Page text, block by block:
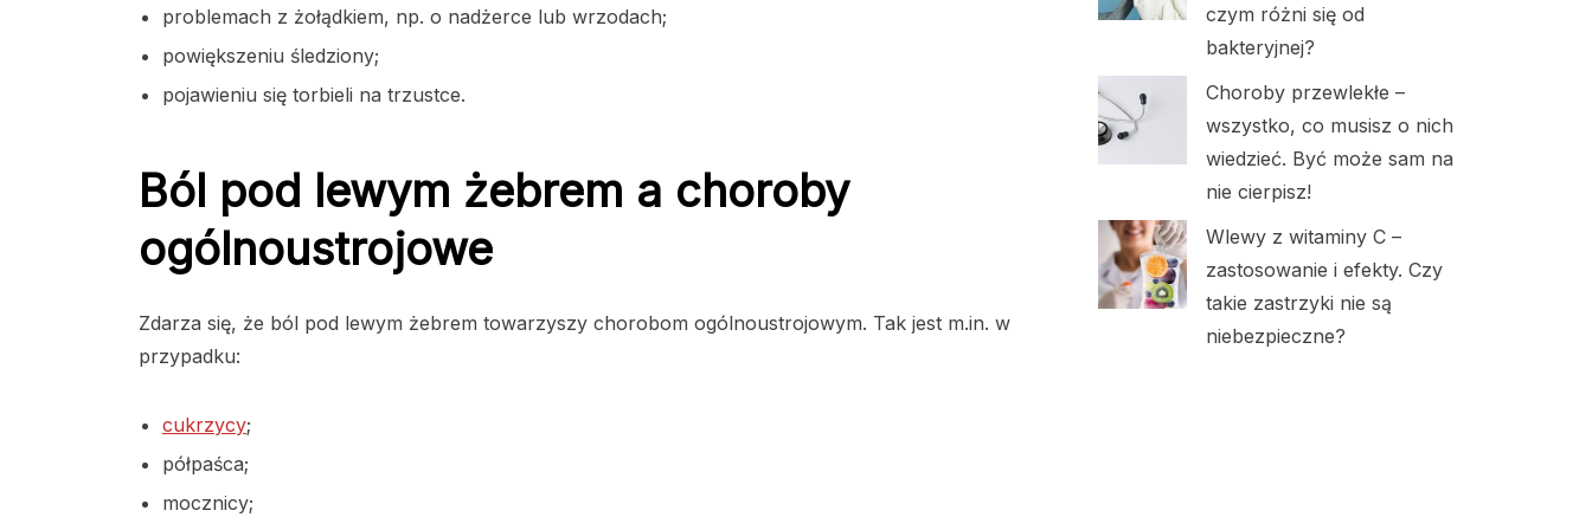
problemach z żołądkiem, np. o nadżerce lub wrzodach;
powiększeniu śledziony;
pojawieniu się torbieli na trzustce.
Ból pod lewym żebrem a choroby
ogólnoustrojowe
Zdarza się, że ból pod lewym żebrem towarzyszy chorobom ogólnoustrojowym. Tak jest m.in. w
przypadku:
cukrzycy;
półpaśca;
mocznicy;
czym różni się od
bakteryjnej?
Choroby przewlekłe –
wszystko, co musisz o nich
wiedzieć. Być może sam na
nie cierpisz!
Wlewy z witaminy C –
zastosowanie i efekty. Czy
takie zastrzyki nie są
niebezpieczne?